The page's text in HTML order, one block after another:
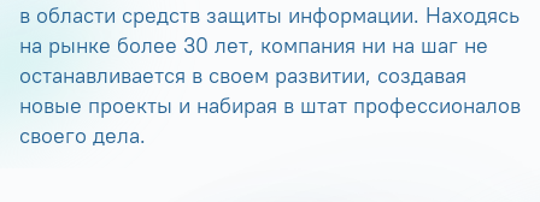
в области средств защиты информации. Находясь
на рынке более 30 лет, компания ни на шаг не
останавливается в своем развитии, создавая
новые проекты и набирая в штат профессионалов
своего дела.